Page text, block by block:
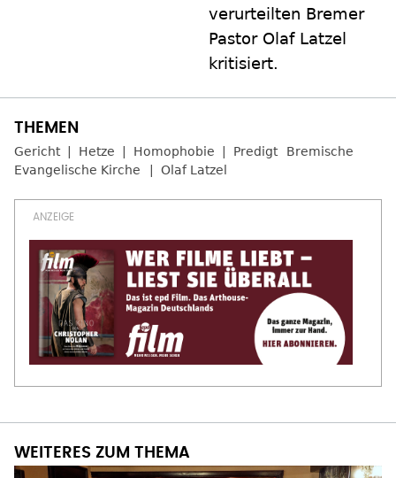
verurteilten Bremer
Pastor Olaf Latzel
kritisiert.
Gericht Hetze Homophobie Predigt
Bremische
Evangelische Kirche
Olaf Latzel
WEITERES ZUM THEMA